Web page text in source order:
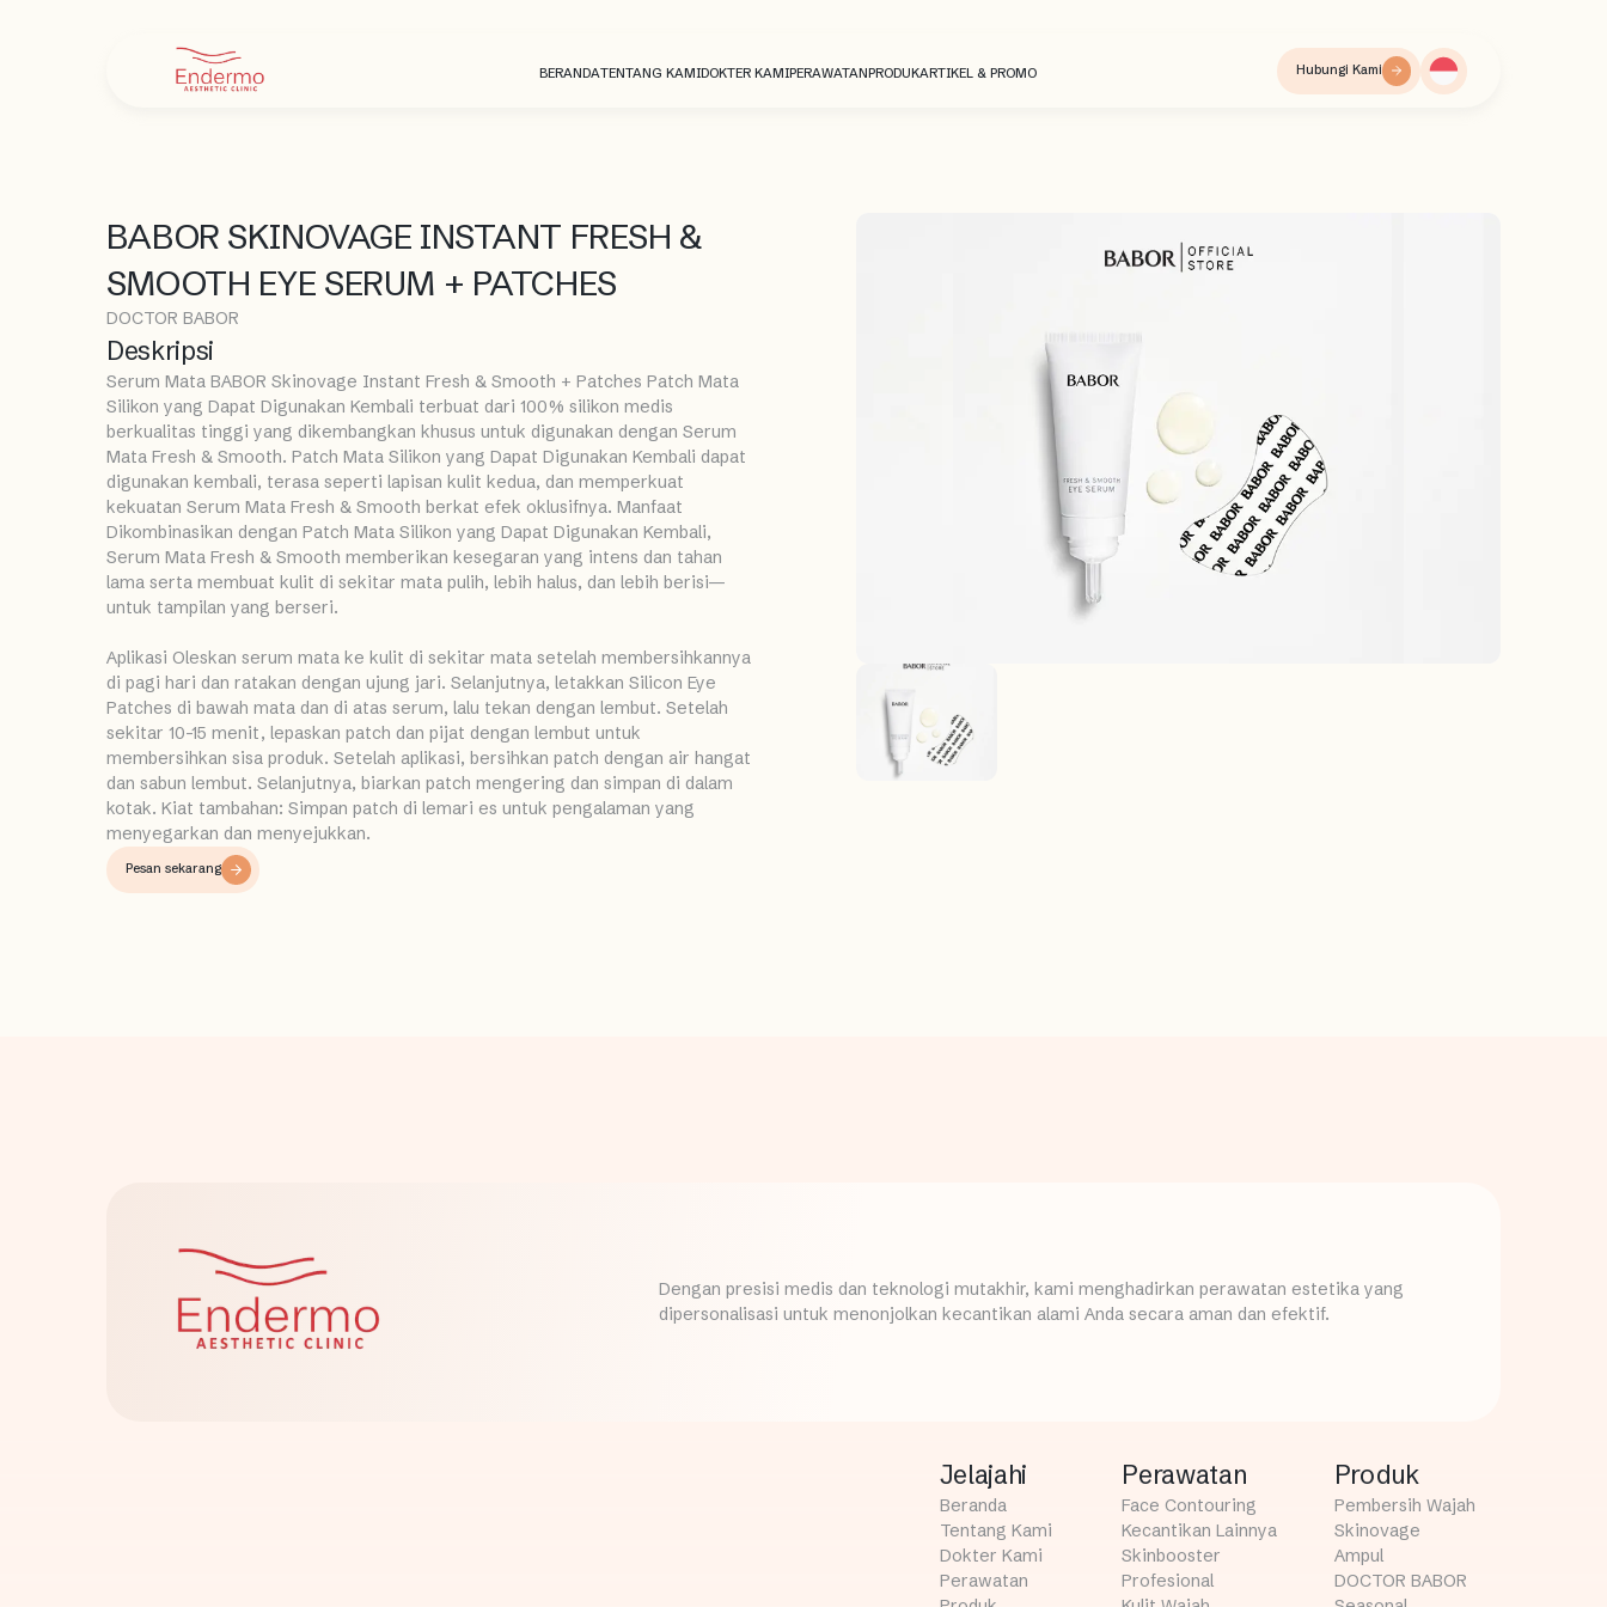
BERANDATENTANG KAMIDOKTER KAMIPERAWATAN PRODUKARTIKEL & PROMO Hubungi Kami
BABOR SKINOVAGE INSTANT FRESH &
SMOOTH EYE SERUM + PATCHES
DOCTOR BABOR
Deskripsi
Serum Mata BABOR Skinovage Instant Fresh & Smooth + Patches Patch Mata
Silikon yang Dapat Digunakan Kembali terbuat dari 100% silikon medis
berkualitas tinggi yang dikembangkan khusus untuk digunakan dengan Serum
Mata Fresh & Smooth. Patch Mata Silikon yang Dapat Digunakan Kembali dapat
digunakan kembali, terasa seperti lapisan kulit kedua, dan memperkuat
kekuatan Serum Mata Fresh & Smooth berkat efek oklusifnya. Manfaat
Dikombinasikan dengan Patch Mata Silikon yang Dapat Digunakan Kembali,
Serum Mata Fresh & Smooth memberikan kesegaran yang intens dan tahan
lama serta membuat kulit di sekitar mata pulih, lebih halus, dan lebih berisi—
untuk tampilan yang berseri.
Aplikasi Oleskan serum mata ke kulit di sekitar mata setelah membersihkannya
di pagi hari dan ratakan dengan ujung jari. Selanjutnya, letakkan Silicon Eye
Patches di bawah mata dan di atas serum, lalu tekan dengan lembut. Setelah
sekitar 10–15 menit, lepaskan patch dan pijat dengan lembut untuk
membersihkan sisa produk. Setelah aplikasi, bersihkan patch dengan air hangat
dan sabun lembut. Selanjutnya, biarkan patch mengering dan simpan di dalam
kotak. Kiat tambahan: Simpan patch di lemari es untuk pengalaman yang
menyegarkan dan menyejukkan.
Pesan sekarang
Dengan presisi medis dan teknologi mutakhir, kami menghadirkan perawatan estetika yang
dipersonalisasi untuk menonjolkan kecantikan alami Anda secara aman dan efektif.
Jelajahi
Beranda
Tentang Kami
Dokter Kami
Perawatan
Perawatan
Face Contouring
Kecantikan Lainnya
Skinbooster
Profesional
Produk
Pembersih Wajah
Skinovage
Ampul
DOCTOR BABOR